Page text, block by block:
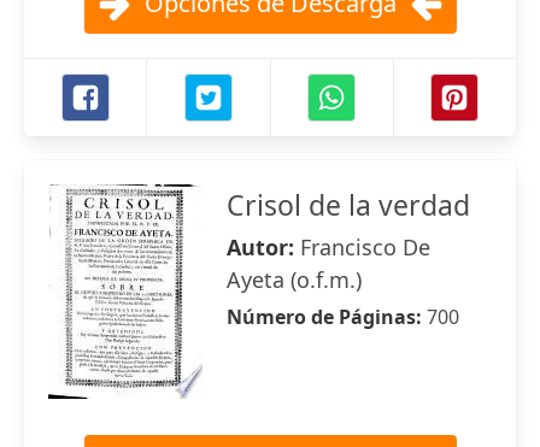
Crisol de la verdad
Autor: Francisco De
Ayeta (o.f.m.)
Número de Páginas: 700